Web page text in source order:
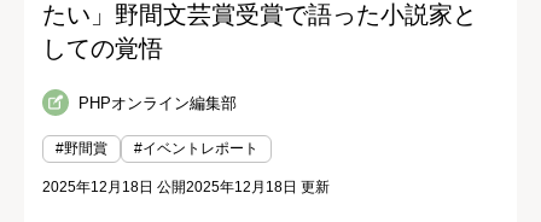
たい」野間文芸賞受賞で語った小説家と
しての覚悟
PHPオンライン編集部
#野間賞 #イベントレポート
2025年12月18日 公開2025年12月18日 更新